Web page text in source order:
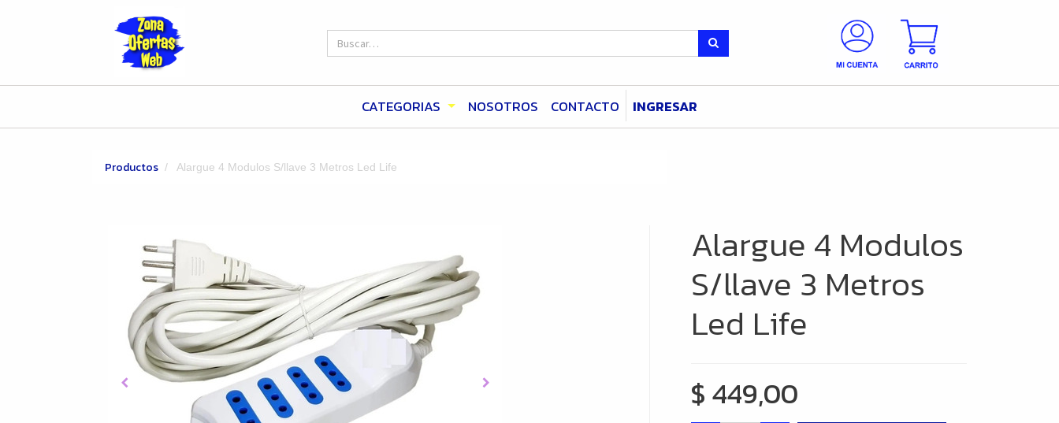
CATEGORIAS NOSOTROS CONTACTO INGRESAR
Productos Alargue 4 Modulos S/llave 3 Metros Led Life
Alargue 4 Modulos
S/llave 3 Metros
Led Life
$449,00